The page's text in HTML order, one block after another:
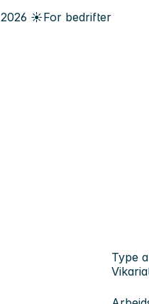
2026 ☀️For bedrifter
Type